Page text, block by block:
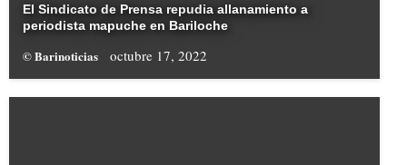
El Sindicato de Prensa repudia allanamiento a
periodista mapuche en Bariloche
© Barinoticias octubre 17, 2022